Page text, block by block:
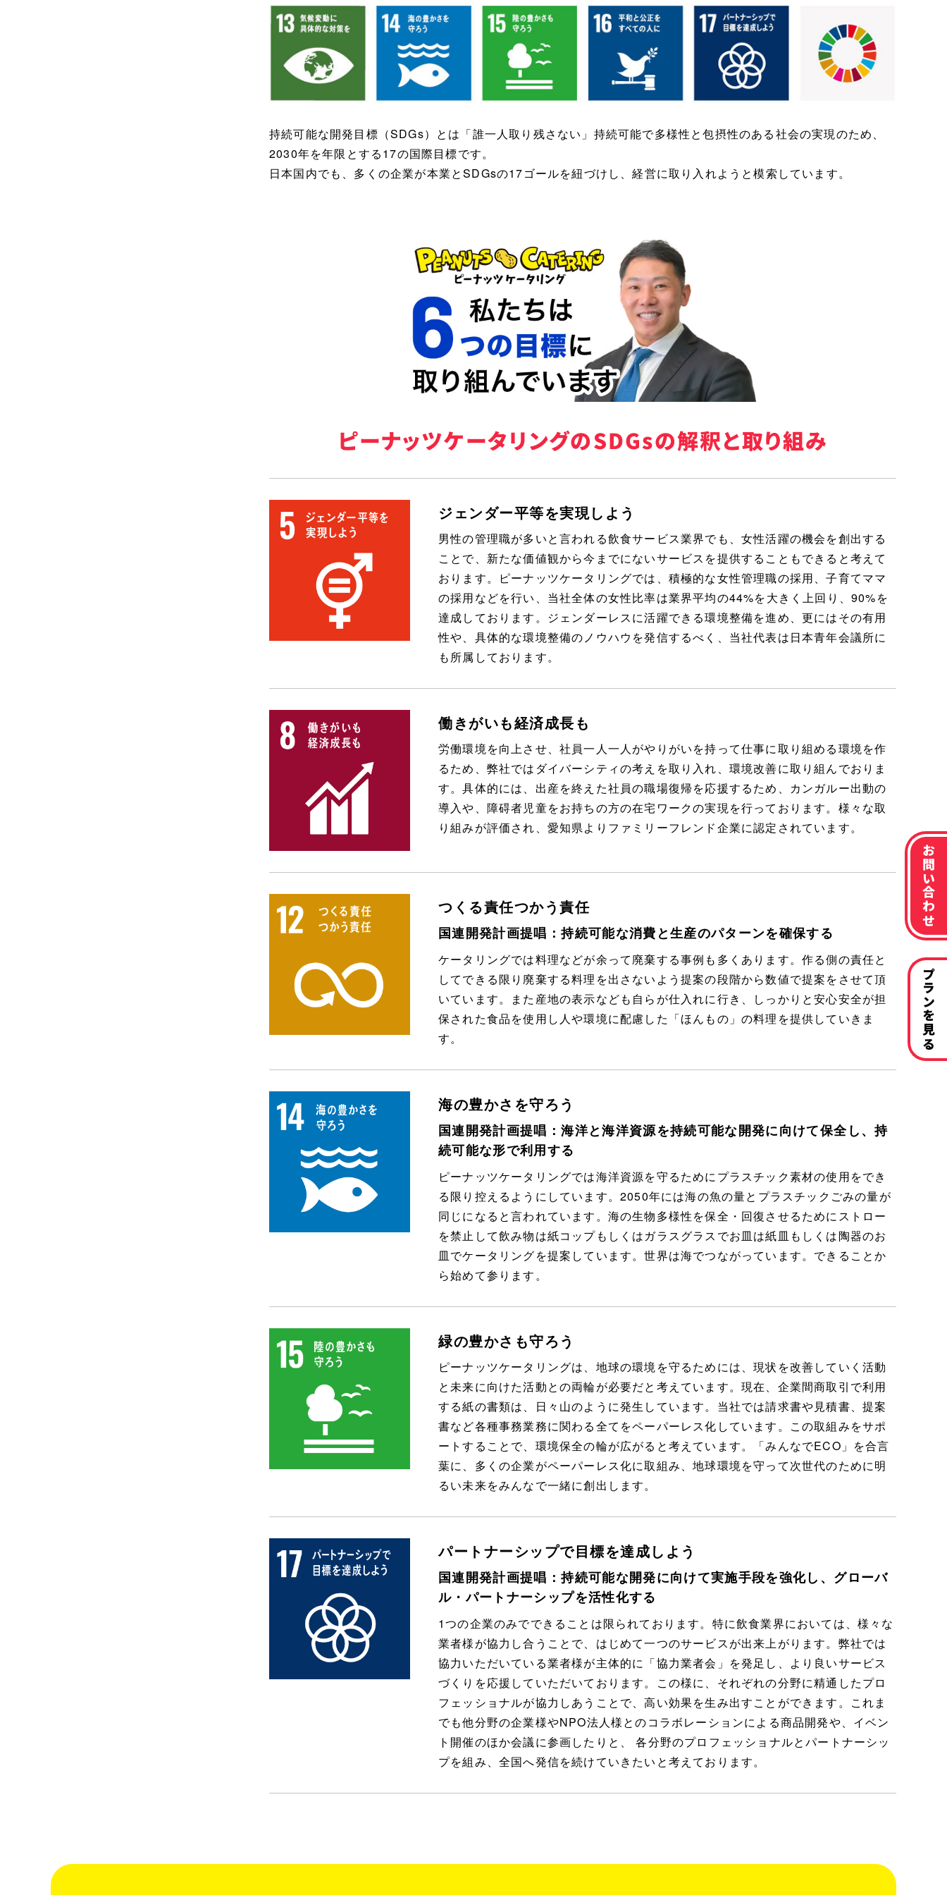
お問い合わせ
プランを見る
持続可能な開発目標（SDGs）とは「誰一人取り残さない」持続可能で多様性と包摂性のある社会の実現のため、
2030年を年限とする17の国際目標です。
日本国内でも、多くの企業が本業とSDGsの17ゴールを紐づけし、経営に取り入れようと模索しています。
ピーナッツケータリングのSDGsの解釈と取り組み
ジェンダー平等を実現しよう
男性の管理職が多いと言われる飲食サービス業界でも、女性活躍の機会を創出する
ことで、新たな価値観から今までにないサービスを提供することもできると考えて
おります。ピーナッツケータリングでは、積極的な女性管理職の採用、子育てママ
の採用などを行い、当社全体の女性比率は業界平均の44%を大きく上回り、90%を
達成しております。ジェンダーレスに活躍できる環境整備を進め、更にはその有用
性や、具体的な環境整備のノウハウを発信するべく、当社代表は日本青年会議所に
も所属しております。
働きがいも経済成長も
労働環境を向上させ、社員一人一人がやりがいを持って仕事に取り組める環境を作
るため、弊社ではダイバーシティの考えを取り入れ、環境改善に取り組んでおりま
す。具体的には、出産を終えた社員の職場復帰を応援するため、カンガルー出動の
導入や、障碍者児童をお持ちの方の在宅ワークの実現を行っております。様々な取
り組みが評価され、愛知県よりファミリーフレンド企業に認定されています。
つくる責任つかう責任
国連開発計画提唱：持続可能な消費と生産のパターンを確保する
ケータリングでは料理などが余って廃棄する事例も多くあります。作る側の責任と
してできる限り廃棄する料理を出さないよう提案の段階から数値で提案をさせて頂
いています。また産地の表示なども自らが仕入れに行き、しっかりと安心安全が担
保された食品を使用し人や環境に配慮した「ほんもの」の料理を提供していきま
す。
海の豊かさを守ろう
国連開発計画提唱：海洋と海洋資源を持続可能な開発に向けて保全し、持
続可能な形で利用する
ピーナッツケータリングでは海洋資源を守るためにプラスチック素材の使用をでき
る限り控えるようにしています。2050年には海の魚の量とプラスチックごみの量が
同じになると言われています。海の生物多様性を保全・回復させるためにストロー
を禁止して飲み物は紙コップもしくはガラスグラスでお皿は紙皿もしくは陶器のお
皿でケータリングを提案しています。世界は海でつながっています。できることか
ら始めて参ります。
緑の豊かさも守ろう
ピーナッツケータリングは、地球の環境を守るためには、現状を改善していく活動
と未来に向けた活動との両輪が必要だと考えています。現在、企業間商取引で利用
する紙の書類は、日々山のように発生しています。当社では請求書や見積書、提案
書など各種事務業務に関わる全てをペーパーレス化しています。この取組みをサポ
ートすることで、環境保全の輪が広がると考えています。「みんなでECO」を合言
葉に、多くの企業がペーパーレス化に取組み、地球環境を守って次世代のために明
るい未来をみんなで一緒に創出します。
パートナーシップで目標を達成しよう
国連開発計画提唱：持続可能な開発に向けて実施手段を強化し、グローバ
ル・パートナーシップを活性化する
1つの企業のみでできることは限られております。特に飲食業界においては、様々な
業者様が協力し合うことで、はじめて一つのサービスが出来上がります。弊社では
協力いただいている業者様が主体的に「協力業者会」を発足し、より良いサービス
づくりを応援していただいております。この様に、それぞれの分野に精通したプロ
フェッショナルが協力しあうことで、高い効果を生み出すことができます。これま
でも他分野の企業様やNPO法人様とのコラボレーションによる商品開発や、イベン
ト開催のほか会議に参画したりと、 各分野のプロフェッショナルとパートナーシッ
プを組み、全国へ発信を続けていきたいと考えております。